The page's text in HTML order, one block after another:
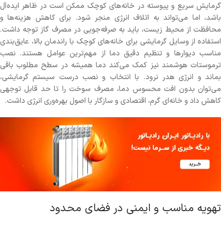
گرمایش سریع و پیوسته در خانه‌های کوچک ممکن است در ظاهر ایده‌آل
باشد، اما می‌تواند به اتلاف انرژی منجر شود. برای کاهش هزینه‌ها و
محافظت از محیط زیست، باید به صرفه‌جویی در مصرف گاز توجه داشت.
استفاده از وسایل گرمایشی برای خانه‌های کوچک با راندمان بالا، عایق‌بندی
مناسب دیوارها و تنظیم دقیق دما از مهم‌ترین عوامل هستند. نصب
ترموستات هوشمند نیز کمک می‌کند دما همیشه در سطح مطلوب باقی
بماند و انرژی هدر نرود. با انتخاب و نصب درست سیستم گرمایشی،
می‌توان بدون افت محسوس دما، مصرف سوخت را تا حد قابل توجهی
کاهش داد و خانه‌ای گرم، اقتصادی و سازگار با اصول بهره‌وری انرژی داشت.
تهویه مناسب و ایمنی در فضای محدود